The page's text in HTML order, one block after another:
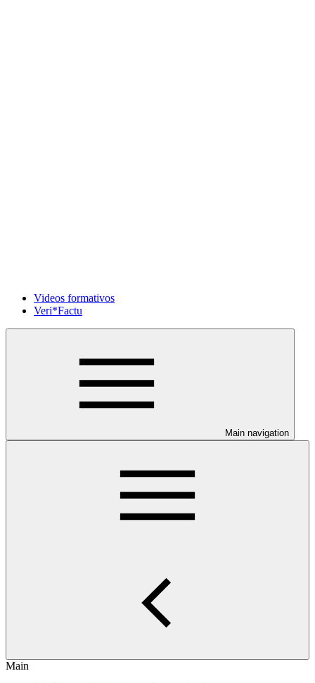
Videos formativos
Veri*Factu
Main navigation
Main